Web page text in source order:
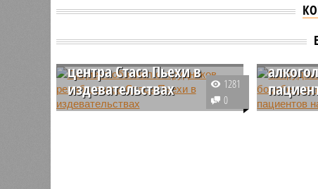
Пациент обвинил
центра Стаса Пьехи в
издевательствах
В Санкт-Петербурге разгорается
1281
0
В